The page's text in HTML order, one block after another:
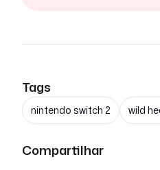
Tags
nintendo switch 2 wild
Compartilhar